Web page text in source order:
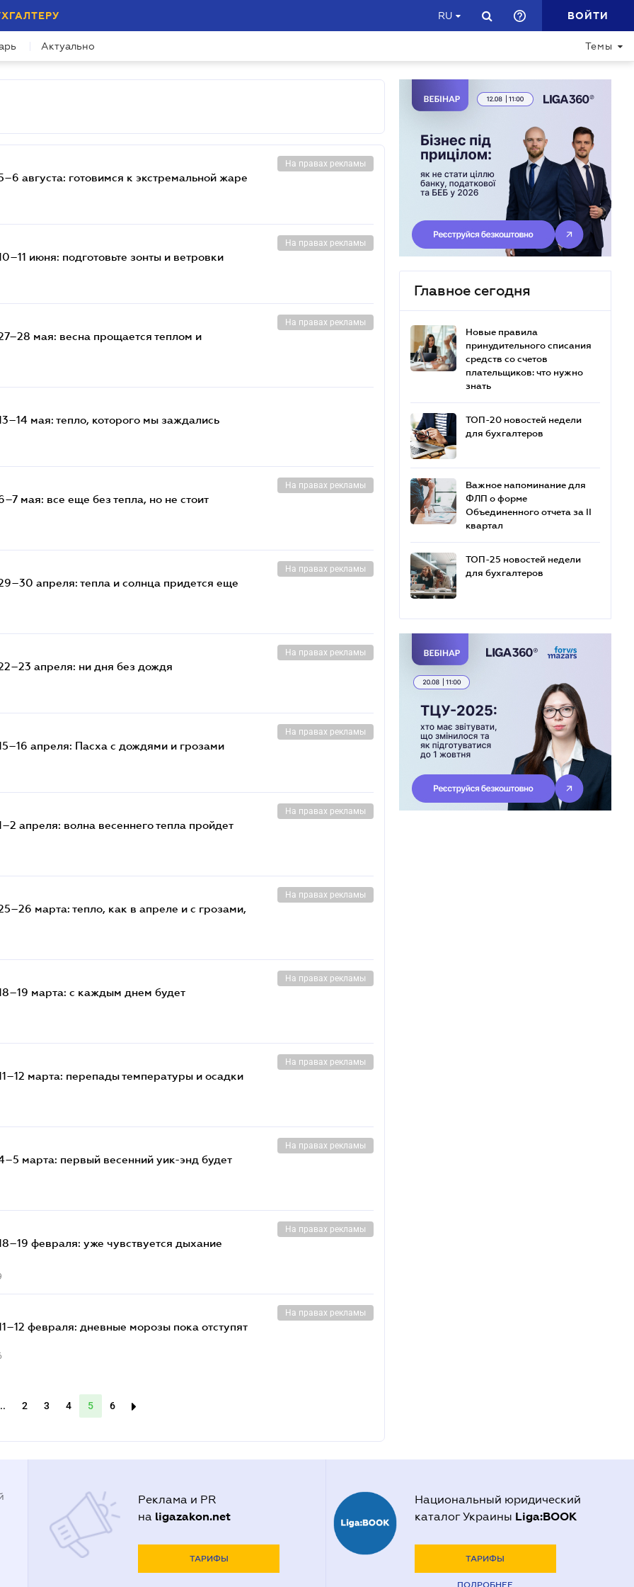
RU ВОЙТИ
Актуально Темы
августа: готовимся к экстремальной жаре
На правах рекламы
июня: подготовьте зонты и ветровки
На правах рекламы
мая: весна прощается теплом и
На правах рекламы
мая: тепло, которого мы заждались
мая: все еще без тепла, но не стоит
На правах рекламы
апреля: тепла и солнца придется еще
На правах рекламы
апреля: ни дня без дождя
На правах рекламы
апреля: Пасха с дождями и грозами
На правах рекламы
апреля: волна весеннего тепла пройдет
На правах рекламы
марта: тепло, как в апреле и с грозами,
На правах рекламы
марта: с каждым днем будет
На правах рекламы
марта: перепады температуры и осадки
На правах рекламы
марта: первый весенний уик-энд будет
На правах рекламы
февраля: уже чувствуется дыхание
На правах рекламы
февраля: дневные морозы пока отступят
На правах рекламы
2 3 4 5 6
Главное сегодня
Новые правила
принудительного списания
средств со счетов
плательщиков: что нужно
знать
ТОП-20 новостей недели
для бухгалтеров
Важное напоминание для
ФЛП о форме
Объединенного отчета за II
квартал
ТОП-25 новостей недели
для бухгалтеров
Реклама и PR
на ligazakon.net
ТАРИФЫ
Национальный юридический
каталог Украины Liga:BOOK
ТАРИФЫ
ПОДРОБНЕЕ